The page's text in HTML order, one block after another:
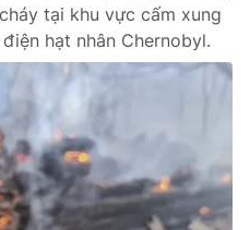
tại khu vực cấm xung
hạt nhân Chernobyl.